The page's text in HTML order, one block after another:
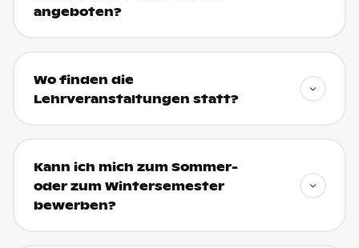
angeboten?
Wo finden die
Lehrveranstaltungen statt?
Kann ich mich zum Sommer-
oder zum Wintersemester
bewerben?